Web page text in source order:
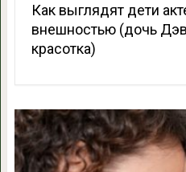
Как выглядят дети
внешностью (дочь
красотка)